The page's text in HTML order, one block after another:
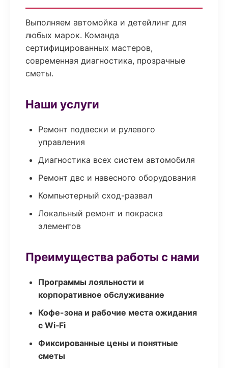
Выполняем автомойка и детейлинг для
любых марок. Команда
сертифицированных мастеров,
современная диагностика, прозрачные
сметы.
Наши услуги
Ремонт подвески и рулевого
управления
Диагностика всех систем автомобиля
Ремонт двс и навесного оборудования
Компьютерный сход-развал
Локальный ремонт и покраска
элементов
Преимущества работы с нами
Программы лояльности и
корпоративное обслуживание
Кофе-зона и рабочие места ожидания
с Wi‑Fi
Фиксированные цены и понятные
сметы